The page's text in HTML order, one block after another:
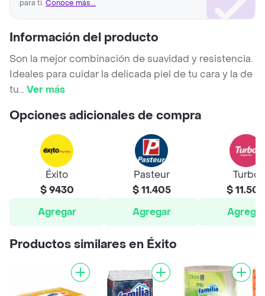
para ti. Conoce más...
Información del producto
Son la mejor combinación de suavidad y resistencia.
Ideales para cuidar la delicada piel de tu cara y la de
tu...Ver más
Opciones adicionales de compra
Éxito
$ 9430
Agregar
Pasteur
$ 11.405
Agregar
Turbo
$
Agregar
Productos similares en Éxito